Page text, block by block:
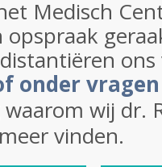
Medisch
opspraak
onder
waarom wij dr.
vinden.